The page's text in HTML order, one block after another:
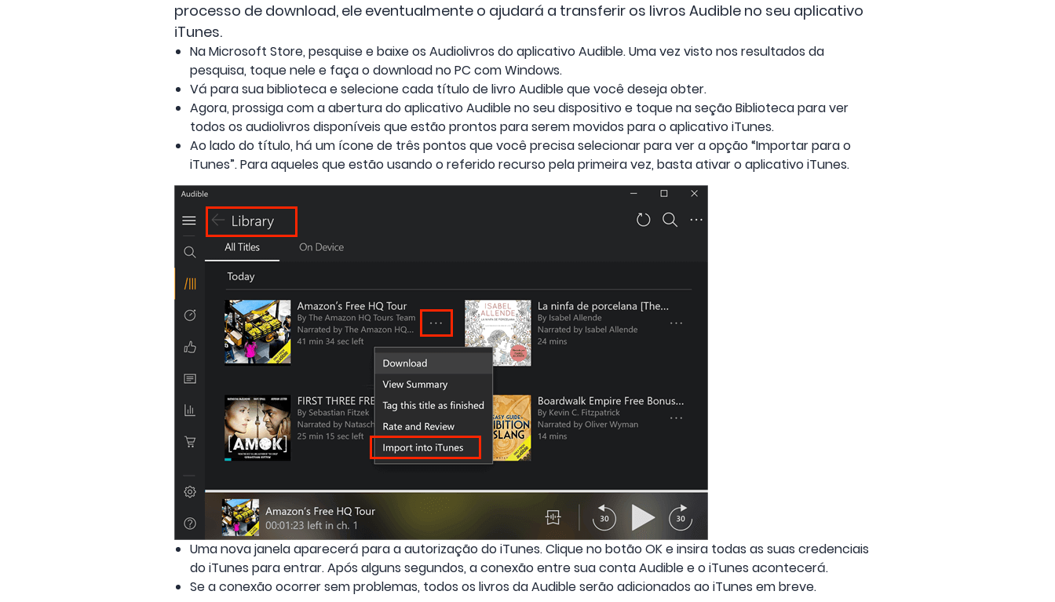
processo de download, ele eventualmente o ajudará a transferir os livros Audible no seu aplicativo
iTunes.
Na Microsoft Store, pesquise e baixe os Audiolivros do aplicativo Audible. Uma vez visto nos resultados da
pesquisa, toque nele e faça o download no PC com Windows.
Vá para sua biblioteca e selecione cada título de livro Audible que você deseja obter.
Agora, prossiga com a abertura do aplicativo Audible no seu dispositivo e toque na seção Biblioteca para ver
todos os audiolivros disponíveis que estão prontos para serem movidos para o aplicativo iTunes.
Ao lado do título, há um ícone de três pontos que você precisa selecionar para ver a opção “Importar para o
iTunes”. Para aqueles que estão usando o referido recurso pela primeira vez, basta ativar o aplicativo iTunes.
Uma nova janela aparecerá para a autorização do iTunes. Clique no botão OK e insira todas as suas credenciais
do iTunes para entrar. Após alguns segundos, a conexão entre sua conta Audible e o iTunes acontecerá.
Se a conexão ocorrer sem problemas, todos os livros da Audible serão adicionados ao iTunes em breve.